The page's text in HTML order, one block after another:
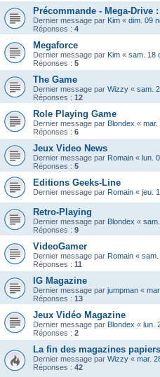
Précommande - Mega-Drive
Dernier message par Kim « dim. 09
Réponses : 4
Megaforce
Dernier message par Kim « sam. 18
Réponses : 5
The Game
Dernier message par Wizzy « sam.
Réponses : 12
Role Playing Game
Dernier message par Blondex « mar.
Réponses : 6
Jeux Video News
Dernier message par Romain « lun.
Réponses : 5
Editions Geeks-Line
Dernier message par Romain « jeu.
Retro-Playing
Dernier message par Blondex «
Réponses : 9
VideoGamer
Dernier message par Romain « sam.
Réponses : 11
IG Magazine
Dernier message par jumpman «
Réponses : 13
Jeux Vidéo Magazine
Dernier message par Blondex « lun.
Réponses : 2
La fin des magazines
Dernier message par Wizzy « mar.
Réponses : 42